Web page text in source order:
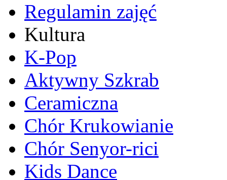
Regulamin zajęć
Kultura
K-Pop
Aktywny Szkrab
Ceramiczna
Chór Krukowianie
Chór Senyor-rici
Kids Dance